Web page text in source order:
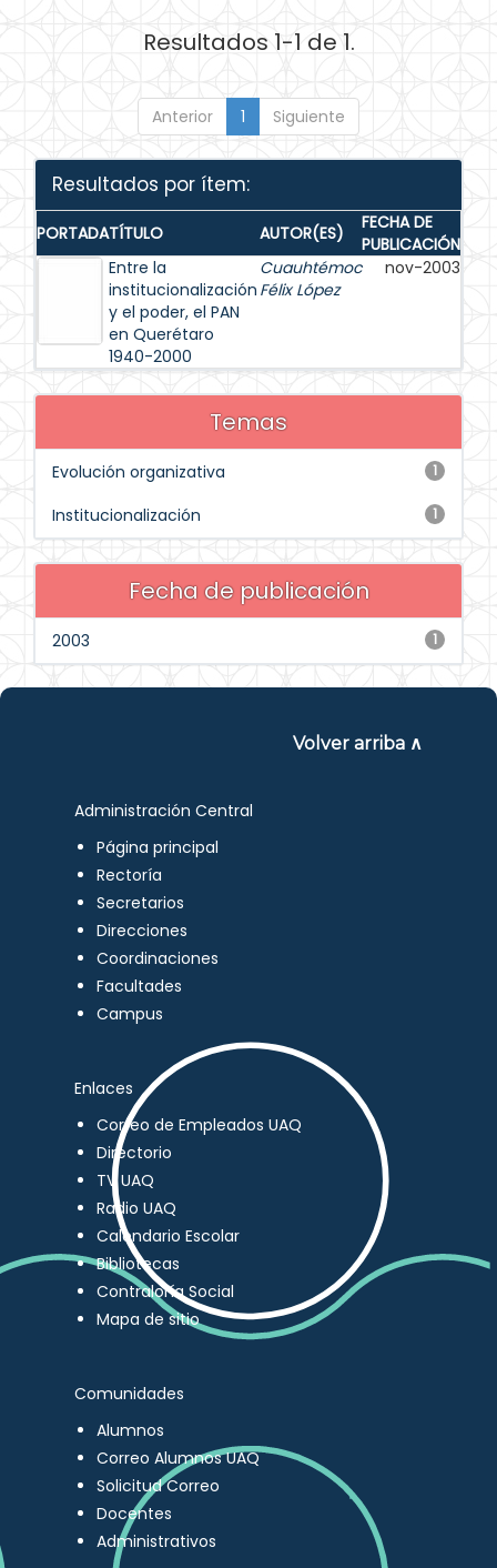
Resultados 1-1 de 1.
Anterior 1 Siguiente
Resultados por ítem:
PORTADATÍTULO AUTOR(ES)
FECHA DE
PUBLICACIÓN
Entre la
institucionalización
y el poder, el PAN
en Querétaro
1940-2000
Cuauhtémoc
Félix López
nov-2003
Temas
1
Evolución organizativa
1
Institucionalización
Fecha de publicación
1
2003
Volver arriba ∧
Administración Central
Página principal
Rectoría
Secretarios
Direcciones
Coordinaciones
Facultades
Campus
Enlaces
Correo de Empleados UAQ
Directorio
TV UAQ
Radio UAQ
Calendario Escolar
Bibliotecas
Contraloría Social
Mapa de sitio
Comunidades
Alumnos
Correo Alumnos UAQ
Solicitud Correo
Docentes
Administrativos